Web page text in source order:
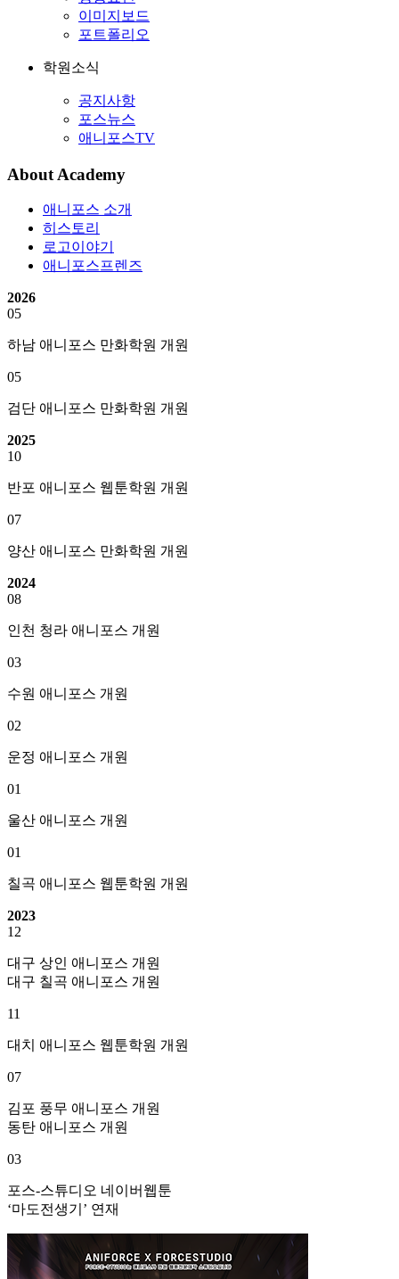
이미지보드
포트폴리오
학원소식
공지사항
포스뉴스
애니포스TV
About Academy
애니포스 소개
히스토리
로고이야기
애니포스프렌즈
2026
05
하남 애니포스 만화학원 개원
05
검단 애니포스 만화학원 개원
2025
10
반포 애니포스 웹툰학원 개원
07
양산 애니포스 만화학원 개원
2024
08
인천 청라 애니포스 개원
03
수원 애니포스 개원
02
운정 애니포스 개원
01
울산 애니포스 개원
01
칠곡 애니포스 웹툰학원 개원
2023
12
대구 상인 애니포스 개원
대구 칠곡 애니포스 개원
11
대치 애니포스 웹툰학원 개원
07
김포 풍무 애니포스 개원
동탄 애니포스 개원
03
포스-스튜디오 네이버웹툰
‘마도전생기’ 연재